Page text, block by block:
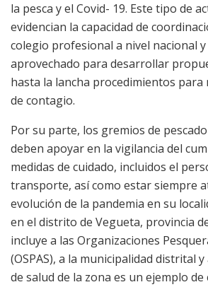
la pesca y el Covid- 19. Este tipo de
evidencian la capacidad de
colegio profesional a nivel nacional
aprovechado para desarrollar
hasta la lancha procedimientos para
de contagio.
Por su parte, los gremios de
deben apoyar en la vigilancia del
medidas de cuidado, incluidos el
transporte, así como estar siempre
evolución de la pandemia en su
en el distrito de Vegueta, provincia
incluye a las Organizaciones
(OSPAS), a la municipalidad distrital
de salud de la zona es un ejemplo de